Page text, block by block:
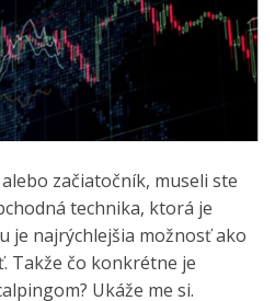
začiatočník, museli ste
technika, ktorá je
je najrýchlejšia možnosť ako
Takže čo konkrétne je
Ukáže me si.